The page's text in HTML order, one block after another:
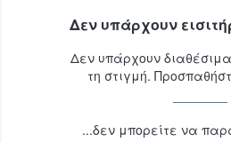
Δεν υπάρχουν
Δεν υπάρχουν διαθέσιμα
τη στιγμή.
...δεν μπορείτε να